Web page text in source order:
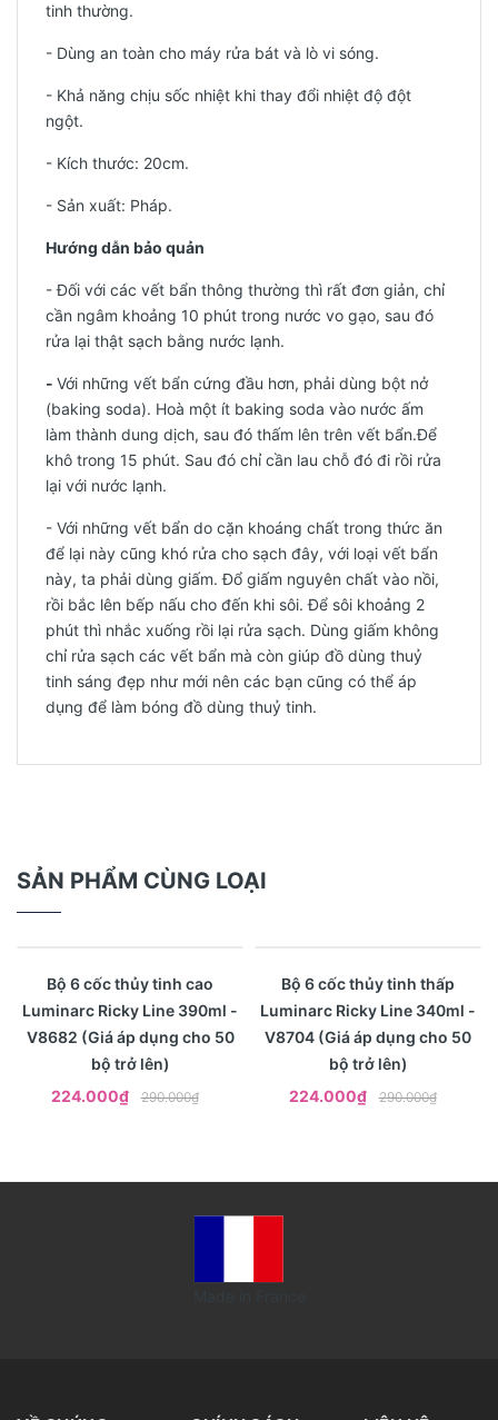
tinh thường.
- Dùng an toàn cho máy rửa bát và lò vi sóng.
- Khả năng chịu sốc nhiệt khi thay đổi nhiệt độ đột
ngột.
- Kích thước: 20cm.
- Sản xuất: Pháp.
Hướng dẫn bảo quản
- Đối với các vết bẩn thông thường thì rất đơn giản, chỉ
cần ngâm khoảng 10 phút trong nước vo gạo, sau đó
rửa lại thật sạch bằng nước lạnh.
- Với những vết bẩn cứng đầu hơn, phải dùng bột nở
(baking soda). Hoà một ít baking soda vào nước ấm
làm thành dung dịch, sau đó thấm lên trên vết bẩn.Để
khô trong 15 phút. Sau đó chỉ cần lau chỗ đó đi rồi rửa
lại với nước lạnh.
- Với những vết bẩn do cặn khoáng chất trong thức ăn
để lại này cũng khó rửa cho sạch đây, với loại vết bẩn
này, ta phải dùng giấm. Đổ giấm nguyên chất vào nồi,
rồi bắc lên bếp nấu cho đến khi sôi. Để sôi khoảng 2
phút thì nhắc xuống rồi lại rửa sạch. Dùng giấm không
chỉ rửa sạch các vết bẩn mà còn giúp đồ dùng thuỷ
tinh sáng đẹp như mới nên các bạn cũng có thể áp
dụng để làm bóng đồ dùng thuỷ tinh.
SẢN PHẨM CÙNG LOẠI
Xem nhanh
Bộ 6 cốc thủy tinh cao
Luminarc Ricky Line 390ml -
V8682 (Giá áp dụng cho 50
bộ trở lên)
224.000₫
290.000₫
Xem nhanh
Bộ 6 cốc thủy tinh thấp
Luminarc Ricky Line 340ml -
V8704 (Giá áp dụng cho 50
bộ trở lên)
224.000₫
290.000₫